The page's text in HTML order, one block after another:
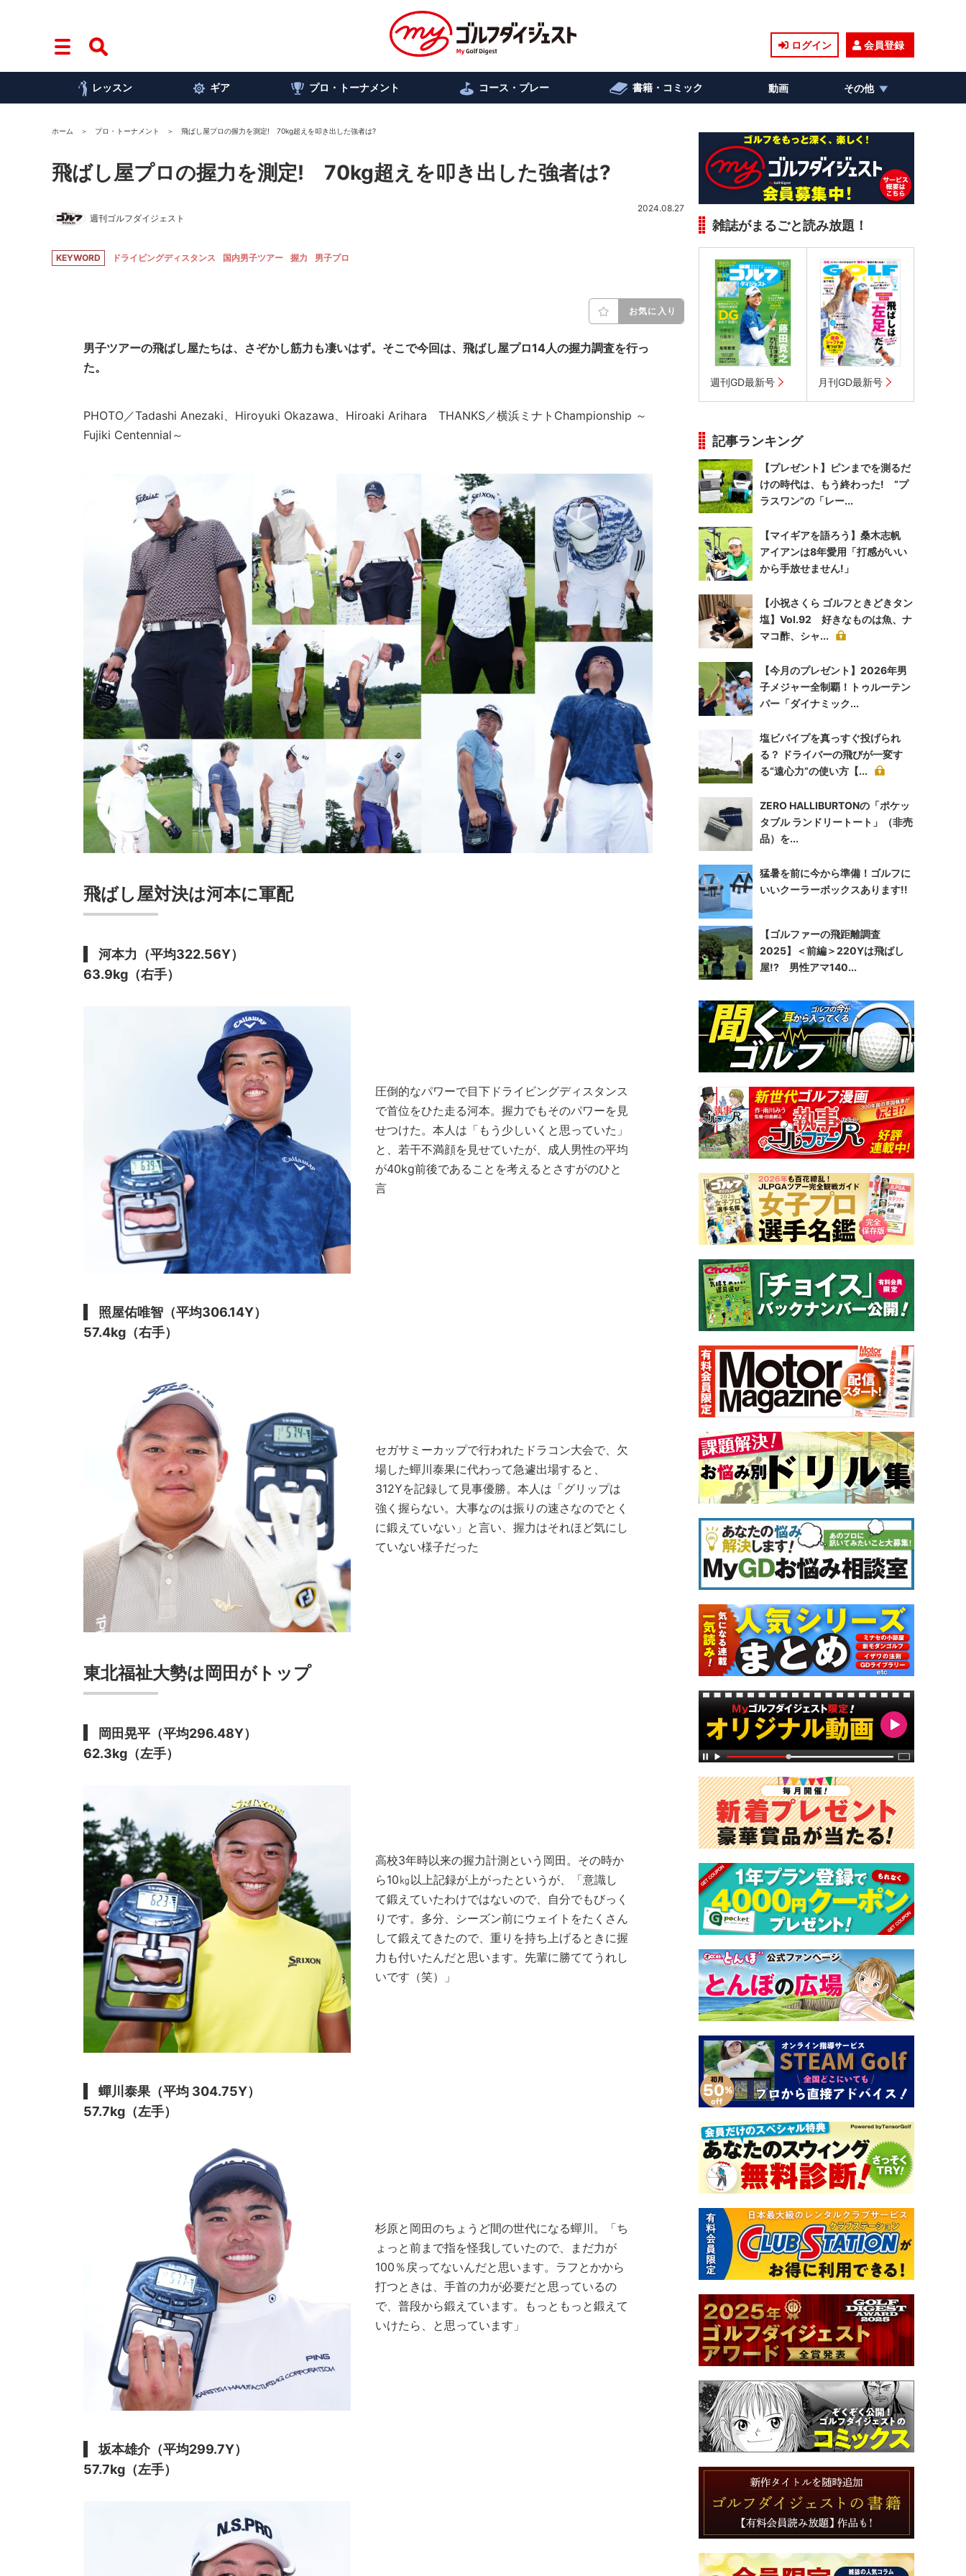
ログイン 会員登録
レッスン ギア プロ・トーナメント コース・プレー 書籍・コミック 動画 その他
ホーム プロ・トーナメント 飛ばし屋プロの握力を測定! 70kg超えを叩き出した強者は?
飛ばし屋プロの握力を測定! 70kg超えを叩き出した強者は?
週刊ゴルフダイジェスト
2024.08.27
KEYWORD ドライビングディスタンス 国内男子ツアー 握力 男子プロ
お気に入り
男子ツアーの飛ばし屋たちは、さぞかし筋力も凄いはず。そこで今回は、飛ばし屋プロ14人の握力調査を行っ
た。
PHOTO／Tadashi Anezaki、Hiroyuki Okazawa、Hiroaki Arihara THANKS／横浜ミナトChampionship ～
Fujiki Centennial～
飛ばし屋対決は河本に軍配
河本力（平均322.56Y）
63.9kg（右手）
圧倒的なパワーで目下ドライビングディスタンス
で首位をひた走る河本。握力でもそのパワーを見
せつけた。本人は「もう少しいくと思っていた」
と、若干不満顔を見せていたが、成人男性の平均
が40kg前後であることを考えるとさすがのひと
言
照屋佑唯智（平均306.14Y）
57.4kg（右手）
セガサミーカップで行われたドラコン大会で、欠
場した蟬川泰果に代わって急遽出場すると、
312Yを記録して見事優勝。本人は「グリップは
強く握らない。大事なのは振りの速さなのでとく
に鍛えていない」と言い、握力はそれほど気にし
ていない様子だった
東北福祉大勢は岡田がトップ
岡田晃平（平均296.48Y）
62.3kg（左手）
高校3年時以来の握力計測という岡田。その時か
ら10㎏以上記録が上がったというが、「意識し
て鍛えていたわけではないので、自分でもびっく
りです。多分、シーズン前にウェイトをたくさん
して鍛えてきたので、重りを持ち上げるときに握
力も付いたんだと思います。先輩に勝ててうれし
いです（笑）」
蟬川泰果（平均 304.75Y）
57.7kg（左手）
杉原と岡田のちょうど間の世代になる蟬川。「ち
ょっと前まで指を怪我していたので、まだ力が
100％戻ってないんだと思います。ラフとかから
打つときは、手首の力が必要だと思っているの
で、普段から鍛えています。もっともっと鍛えて
いけたら、と思っています」
坂本雄介（平均299.7Y）
57.7kg（左手）
雑誌がまるごと読み放題！
週刊GD最新号 月刊GD最新号
記事ランキング
【プレゼント】ピンまでを測るだ
けの時代は、もう終わった! “プ
ラスワン”の「レー...
【マイギアを語ろう】桑木志帆
アイアンは8年愛用「打感がいい
から手放せません!」
【小祝さくら ゴルフときどきタン
塩】Vol.92 好きなものは魚、ナ
マコ酢、シャ...
【今月のプレゼント】2026年男
子メジャー全制覇！トゥルーテン
パー「ダイナミック...
塩ビパイプを真っすぐ投げられ
る？ ドライバーの飛びが一変す
る“遠心力”の使い方【...
ZERO HALLIBURTONの「ポケッ
タブル ランドリートート」（非売
品）を...
猛暑を前に今から準備！ゴルフに
いいクーラーボックスあります!!
【ゴルファーの飛距離調査
2025】＜前編＞220Yは飛ばし
屋!? 男性アマ140...